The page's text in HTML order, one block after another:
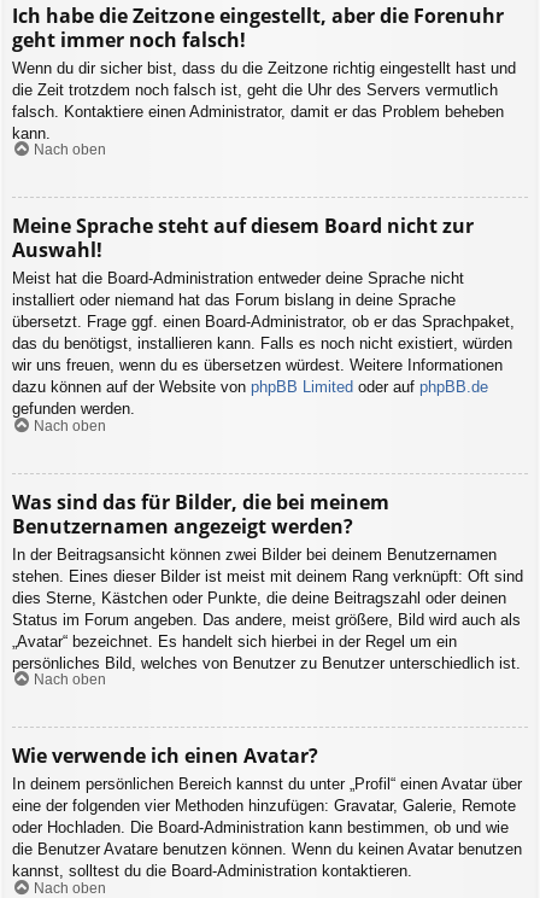
Ich habe die Zeitzone eingestellt, aber die Forenuhr
geht immer noch falsch!
Wenn du dir sicher bist, dass du die Zeitzone richtig eingestellt hast und
die Zeit trotzdem noch falsch ist, geht die Uhr des Servers vermutlich
falsch. Kontaktiere einen Administrator, damit er das Problem beheben
kann.
Nach oben
Meine Sprache steht auf diesem Board nicht zur
Auswahl!
Meist hat die Board-Administration entweder deine Sprache nicht
installiert oder niemand hat das Forum bislang in deine Sprache
übersetzt. Frage ggf. einen Board-Administrator, ob er das Sprachpaket,
das du benötigst, installieren kann. Falls es noch nicht existiert, würden
wir uns freuen, wenn du es übersetzen würdest. Weitere Informationen
dazu können auf der Website von phpBB Limited oder auf phpBB.de
gefunden werden.
Nach oben
Was sind das für Bilder, die bei meinem
Benutzernamen angezeigt werden?
In der Beitragsansicht können zwei Bilder bei deinem Benutzernamen
stehen. Eines dieser Bilder ist meist mit deinem Rang verknüpft: Oft sind
dies Sterne, Kästchen oder Punkte, die deine Beitragszahl oder deinen
Status im Forum angeben. Das andere, meist größere, Bild wird auch als
„Avatar“ bezeichnet. Es handelt sich hierbei in der Regel um ein
persönliches Bild, welches von Benutzer zu Benutzer unterschiedlich ist.
Nach oben
Wie verwende ich einen Avatar?
In deinem persönlichen Bereich kannst du unter „Profil“ einen Avatar über
eine der folgenden vier Methoden hinzufügen: Gravatar, Galerie, Remote
oder Hochladen. Die Board-Administration kann bestimmen, ob und wie
die Benutzer Avatare benutzen können. Wenn du keinen Avatar benutzen
kannst, solltest du die Board-Administration kontaktieren.
Nach oben